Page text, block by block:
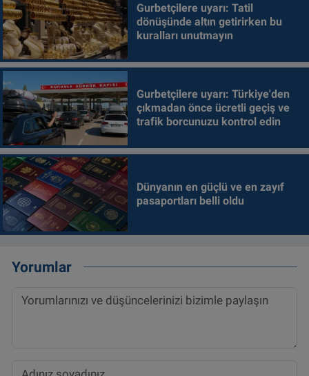
Gurbetçilere uyarı: Tatil
dönüşünde altın getirirken bu
kuralları unutmayın
Gurbetçilere uyarı: Türkiye'den
çıkmadan önce ücretli geçiş ve
trafik borcunuzu kontrol edin
Dünyanın en güçlü ve en zayıf
pasaportları belli oldu
Yorumlar